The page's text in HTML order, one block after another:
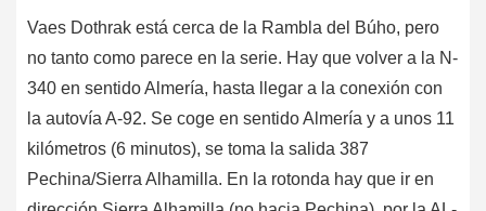
Vaes Dothrak está cerca de la Rambla del Búho, pero
no tanto como parece en la serie. Hay que volver a la N-
340 en sentido Almería, hasta llegar a la conexión con
la autovía A-92. Se coge en sentido Almería y a unos 11
kilómetros (6 minutos), se toma la salida 387
Pechina/Sierra Alhamilla. En la rotonda hay que ir en